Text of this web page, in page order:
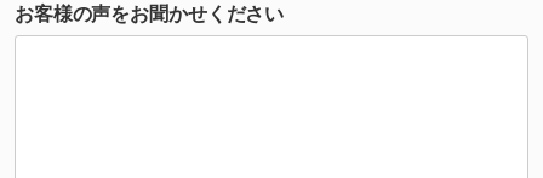
お客様の声をお聞かせください